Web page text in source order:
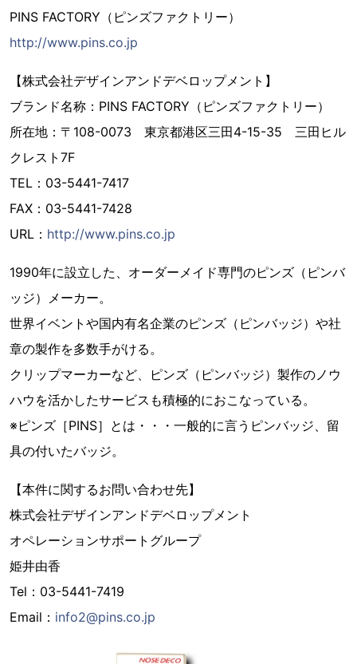
PINS FACTORY（ピンズファクトリー）
http://www.pins.co.jp
【株式会社デザインアンドデベロップメント】
ブランド名称：PINS FACTORY（ピンズファクトリー）
所在地：〒108-0073 東京都港区三田4-15-35 三田ヒル
クレスト7F
TEL：03-5441-7417
FAX：03-5441-7428
URL： http://www.pins.co.jp
1990年に設立した、オーダーメイド専門のピンズ（ピンバ
ッジ）メーカー。
世界イベントや国内有名企業のピンズ（ピンバッジ）や社
章の製作を多数手がける。
クリップマーカーなど、ピンズ（ピンバッジ）製作のノウ
ハウを活かしたサービスも積極的におこなっている。
※ピンズ［PINS］とは・・・一般的に言うピンバッジ、留
具の付いたバッジ。
【本件に関するお問い合わせ先】
株式会社デザインアンドデベロップメント
オペレーションサポートグループ
姫井由香
Tel：03-5441-7419
Email： info2@pins.co.jp